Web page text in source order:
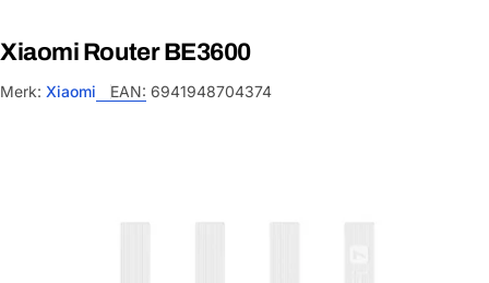
Xiaomi Router BE3600
Merk: Xiaomi EAN: 6941948704374